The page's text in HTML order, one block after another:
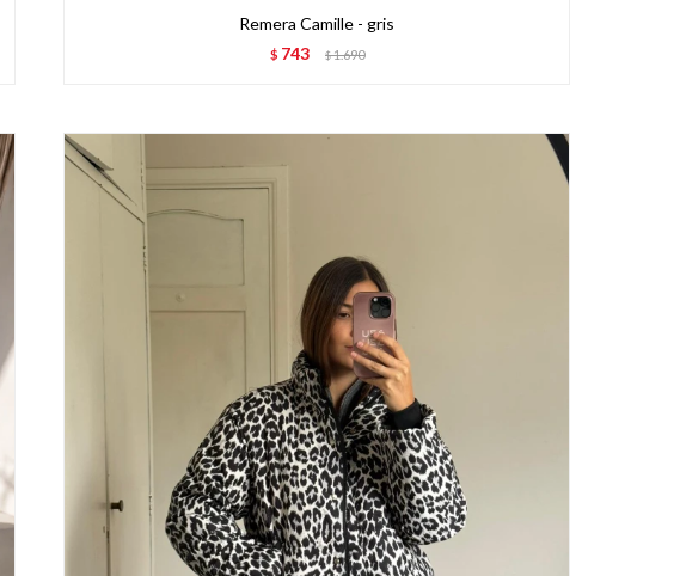
Remera Camille - gris
$ 743 $1.690